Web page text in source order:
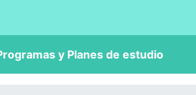
y Planes de estudio